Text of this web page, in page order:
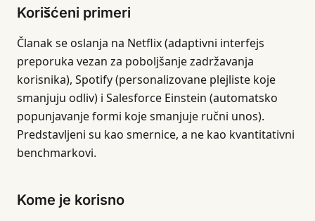
Korišćeni primeri
Članak se oslanja na Netflix (adaptivni interfejs
preporuka vezan za poboljšanje zadržavanja
korisnika), Spotify (personalizovane plejliste koje
smanjuju odliv) i Salesforce Einstein (automatsko
popunjavanje formi koje smanjuje ručni unos).
Predstavljeni su kao smernice, a ne kao kvantitativni
benchmarkovi.
Kome je korisno